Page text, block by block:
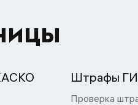
Штрафы
Проверка